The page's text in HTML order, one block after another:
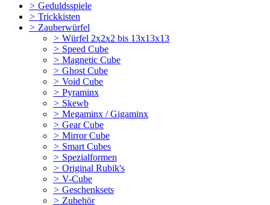
> Geduldsspiele
> Trickkisten
> Zauberwürfel
> Würfel 2x2x2 bis 13x13x13
> Speed Cube
> Magnetic Cube
> Ghost Cube
> Void Cube
> Pyraminx
> Skewb
> Megaminx / Gigaminx
> Gear Cube
> Mirror Cube
> Smart Cubes
> Spezialformen
> Original Rubik's
> V-Cube
> Geschenksets
> Zubehör